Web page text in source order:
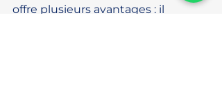
offre plusieurs avantages : il